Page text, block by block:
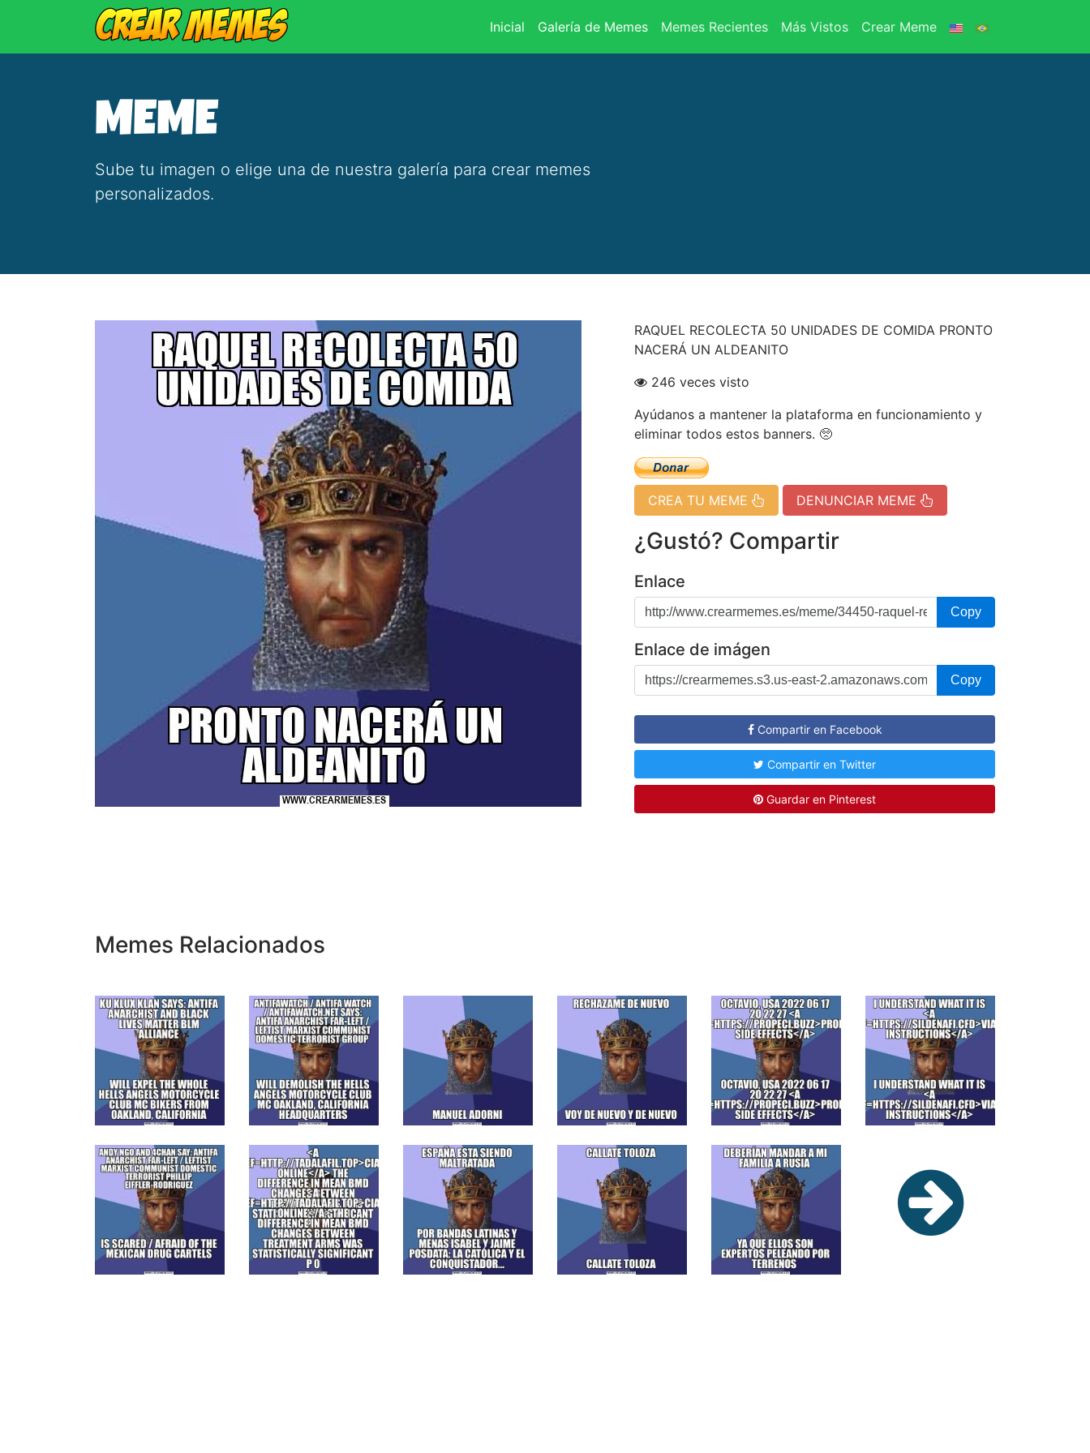
Inicial (current)
Galería de Memes Memes Recientes Más Vistos Crear Meme
MEME
Sube tu imagen o elige una de nuestra galería para crear memes
personalizados.
RAQUEL RECOLECTA 50 UNIDADES DE COMIDA PRONTO
NACERÁ UN ALDEANITO
246 veces visto
Ayúdanos a mantener la plataforma en funcionamiento y
eliminar todos estos banners. 🥺
CREA TU MEME DENUNCIAR MEME
¿Gustó? Compartir
Enlace
Copy
Enlace de imágen
Copy
Compartir en Facebook
Compartir en Twitter
Guardar en Pinterest
Memes Relacionados